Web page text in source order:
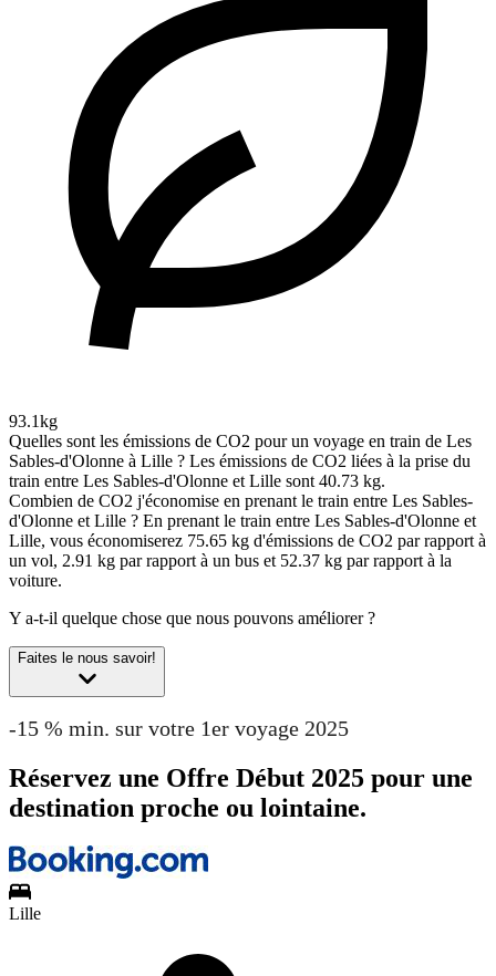
93.1kg
Quelles sont les émissions de CO2 pour un voyage en train de Les
Sables-d'Olonne à Lille ? Les émissions de CO2 liées à la prise du
train entre Les Sables-d'Olonne et Lille sont 40.73 kg.
Combien de CO2 j'économise en prenant le train entre Les Sables-
d'Olonne et Lille ? En prenant le train entre Les Sables-d'Olonne et
Lille, vous économiserez 75.65 kg d'émissions de CO2 par rapport à
un vol, 2.91 kg par rapport à un bus et 52.37 kg par rapport à la
voiture.
Y a-t-il quelque chose que nous pouvons améliorer ?
Faites le nous savoir!
-15 % min. sur votre 1er voyage 2025
Réservez une Offre Début 2025 pour une
destination proche ou lointaine.
Lille